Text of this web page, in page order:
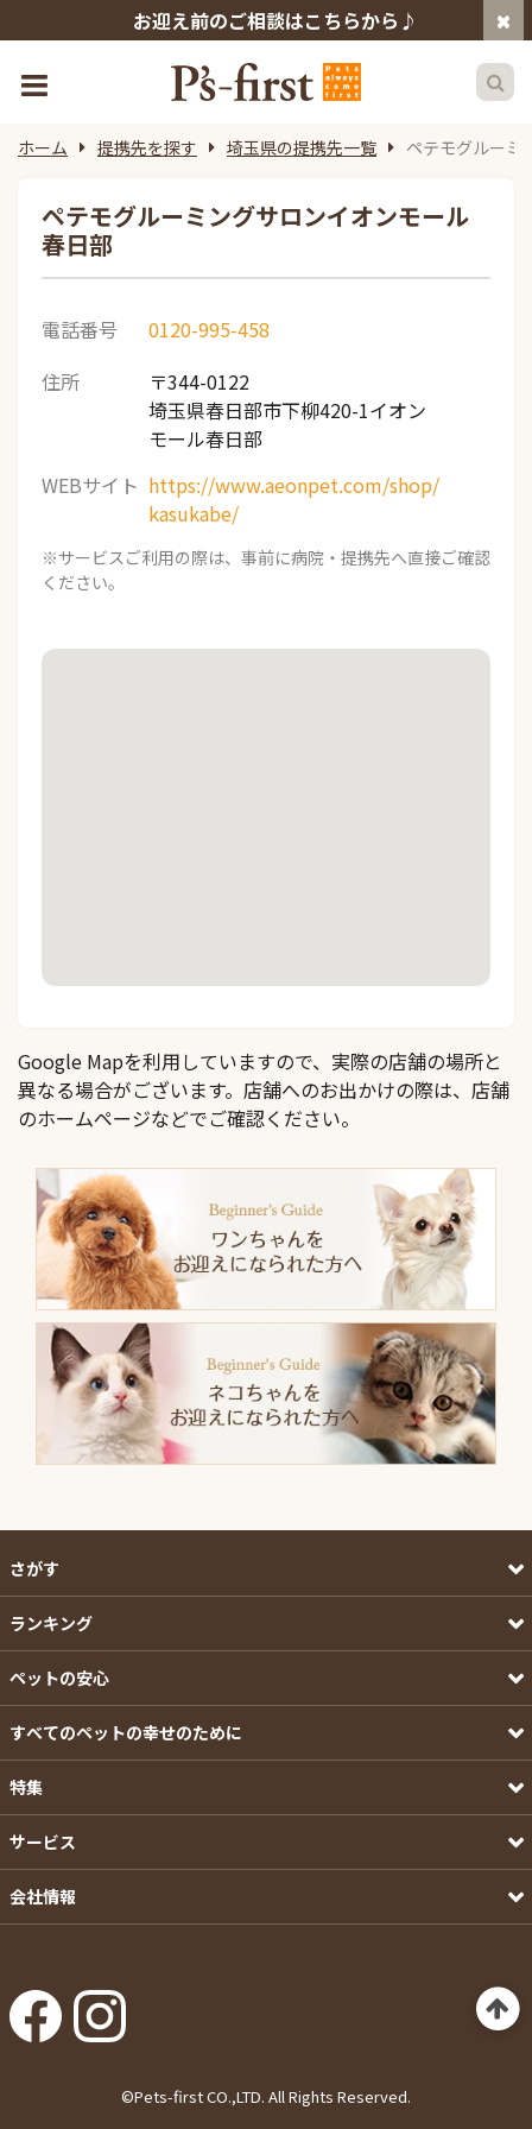
お迎え前のご相談はこちらから♪
ホーム 提携先を探す 埼玉県の提携先一覧 ペテモグルーミ
ペテモグルーミングサロンイオンモール
春日部
電話番号
0120-995-458
住所
〒344-0122
埼玉県春日部市下柳420-1イオン
モール春日部
WEBサイト https://www.aeonpet.com/shop/
kasukabe/
※サービスご利用の際は、事前に病院・提携先へ直接ご確認
ください。
Google Mapを利用していますので、実際の店舗の場所と
異なる場合がございます。店舗へのお出かけの際は、店舗
のホームページなどでご確認ください。
さがす
ランキング
ペットの安心
すべてのペットの幸せのために
特集
サービス
会社情報
©Pets-first CO.,LTD. All Rights Reserved.